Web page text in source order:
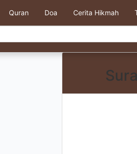
Quran Doa Cerita Hikmah